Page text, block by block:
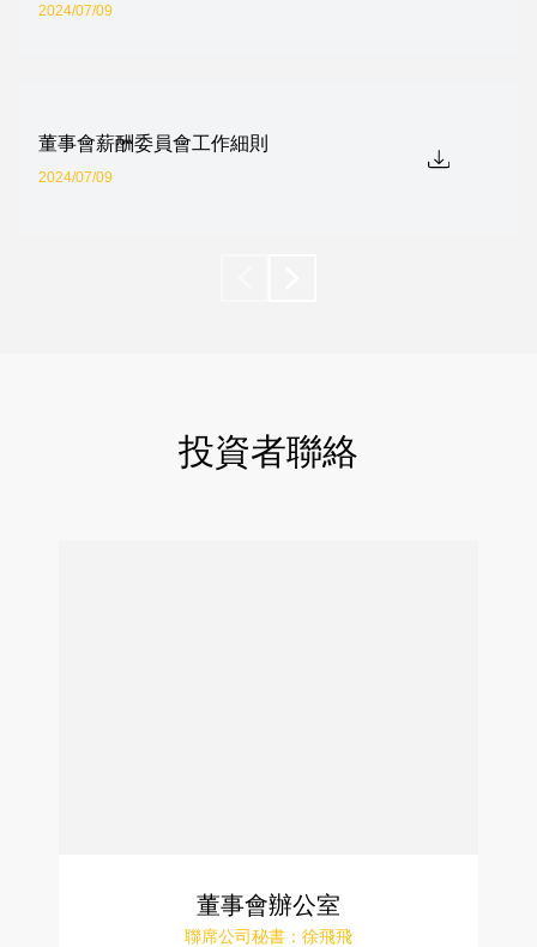
2024/07/09
董事會薪酬委員會工作細則
2024/07/09
投資者聯絡
董事會辦公室
聯席公司秘書：徐飛飛